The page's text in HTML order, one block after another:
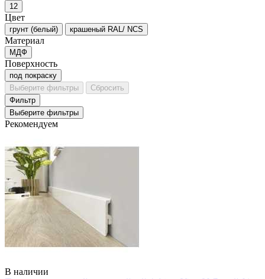
12
Цвет
грунт (белый) крашеный RAL/ NCS
Материал
МДФ
Поверхность
под покраску
Выберите фильтры
Сбросить
Фильтр
Выберите фильтры
Рекомендуем
В наличии